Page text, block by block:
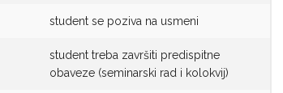
student se poziva na usmeni
student treba završiti predispitne
obaveze (seminarski rad i kolokvij)